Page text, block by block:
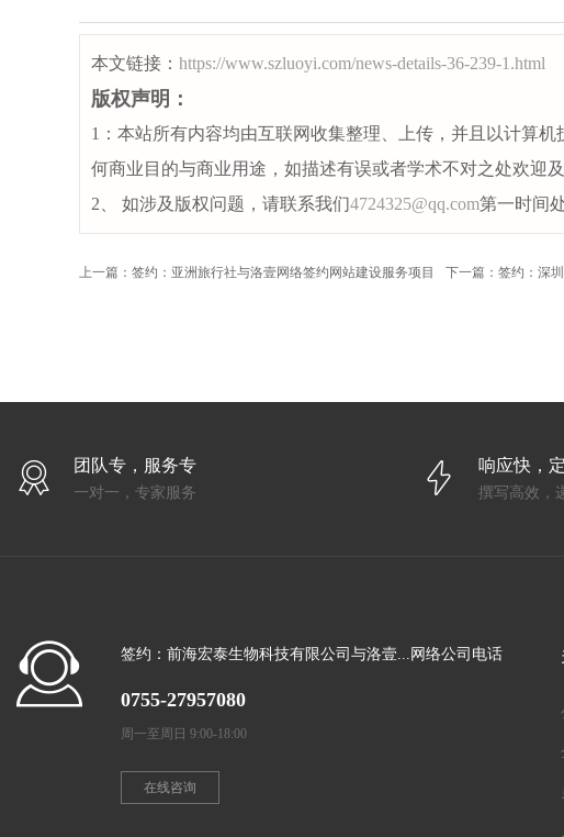
本文链接： https://www.szluoyi.com/news-details-36-239-1.html
版权声明：
1：本站所有内容均由互联网收集整理、上传，并且以计算
何商业目的与商业用途，如描述有误或者学术不对之处欢迎
2、 如涉及版权问题，请联系我们4724325@qq.com第一时间
上一篇：签约：亚洲旅行社与洛壹网络签约网站建设服务项目 下一篇：签约：深
团队专，服务专
一对一，专家服务
响应快，
撰写高效，
签约：前海宏泰生物科技有限公司与洛壹...网络公司电话
0755-27957080
周一至周日 9:00-18:00
在线咨询